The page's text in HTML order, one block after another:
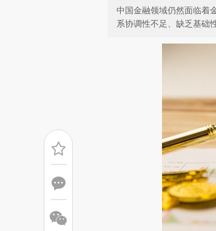
中国金融领域仍然面临着
系协调性不足、缺乏基础